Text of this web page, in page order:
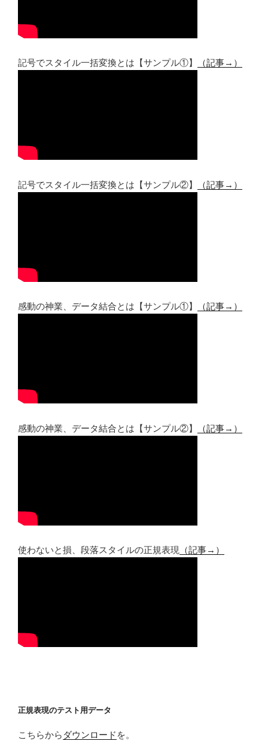
記号でスタイル一括変換とは【サンプル①】 （記事→）
記号でスタイル一括変換とは【サンプル②】 （記事→）
感動の神業、データ結合とは【サンプル①】 （記事→）
感動の神業、データ結合とは【サンプル②】 （記事→）
使わないと損、段落スタイルの正規表現 （記事→）
正規表現のテスト用データ
こちらから ダウンロード を。